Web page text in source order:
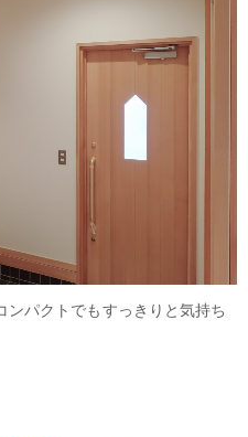
ンパクトでもすっきりと気持ち